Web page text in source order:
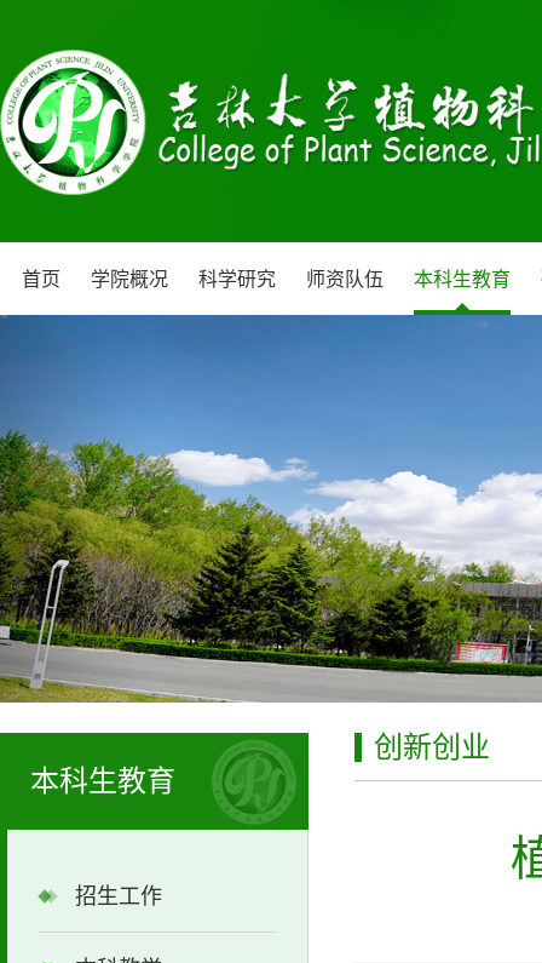
首页 学院概况 科学研究 师资队伍 本科生教育
本科生教育
招生工作
创新创业